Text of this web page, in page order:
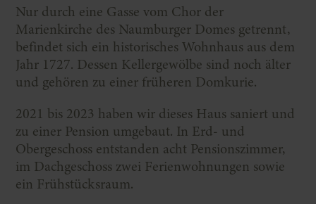
Nur durch eine Gasse vom Chor der
Marienkirche des Naumburger Domes getrennt,
befindet sich ein historisches Wohnhaus aus dem
Jahr 1727. Dessen Kellergewölbe sind noch älter
und gehören zu einer früheren Domkurie.
2021 bis 2023 haben wir dieses Haus saniert und
zu einer Pension umgebaut. In Erd- und
Obergeschoss entstanden acht Pensionszimmer,
im Dachgeschoss zwei Ferienwohnungen sowie
ein Frühstücksraum.